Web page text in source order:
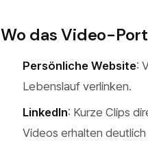
Wo das Video-
Persönliche Website:
Lebenslauf verlinken.
LinkedIn: Kurze Clips
Videos erhalten